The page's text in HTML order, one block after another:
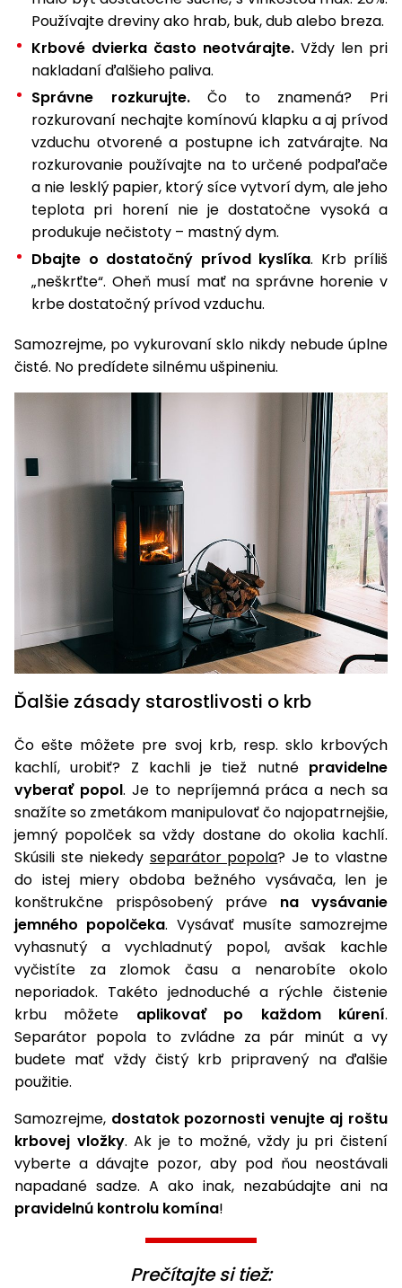
Používajte dreviny ako hrab, buk, dub alebo breza.
Krbové dvierka často neotvárajte. Vždy len pri
nakladaní ďalšieho paliva.
Správne rozkurujte.Čo to znamená? Pri
rozkurovaní nechajte komínovú klapku a aj prívod
vzduchu otvorené a postupne ich zatvárajte. Na
rozkurovanie používajte na to určené podpaľače
a nie lesklý papier, ktorý síce vytvorí dym, ale jeho
teplota pri horení nie je dostatočne vysoká a
produkuje nečistoty – mastný dym.
Dbajte o dostatočný prívod kyslíka. Krb príliš
„neškrťte“. Oheň musí mať na správne horenie v
krbe dostatočný prívod vzduchu.
Samozrejme, po vykurovaní sklo nikdy nebude úplne
čisté. No predídete silnému ušpineniu.
Ďalšie zásady starostlivosti o krb
Čo ešte môžete pre svoj krb, resp. sklo krbových
kachlí, urobiť? Z kachli je tiež nutné pravidelne
vyberať popol. Je to nepríjemná práca a nech sa
snažíte so zmetákom manipulovať čo najopatrnejšie,
jemný popolček sa vždy dostane do okolia kachlí.
Skúsili ste niekedy separátor popola? Je to vlastne
do istej miery obdoba bežného vysávača, len je
konštrukčne prispôsobený práve na vysávanie
jemného popolčeka. Vysávať musíte samozrejme
vyhasnutý a vychladnutý popol, avšak kachle
vyčistíte za zlomok času a nenarobíte okolo
neporiadok. Takéto jednoduché a rýchle čistenie
krbu môžete aplikovať po každom kúrení.
Separátor popola to zvládne za pár minút a vy
budete mať vždy čistý krb pripravený na ďalšie
použitie.
Samozrejme, dostatok pozornosti venujte aj roštu
krbovej vložky. Ak je to možné, vždy ju pri čistení
vyberte a dávajte pozor, aby pod ňou neostávali
napadané sadze. A ako inak, nezabúdajte ani na
pravidelnú kontrolu komína!
Prečítajte si tiež: